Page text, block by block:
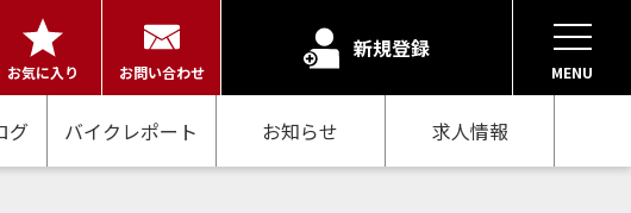
お気に入り お問い合わせ
新規登録
MENU
グ バイクレポート お知らせ 求人情報